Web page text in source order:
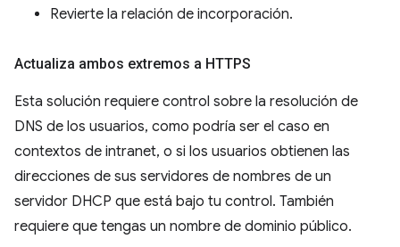
Revierte la relación de incorporación.
Actualiza ambos extremos a HTTPS
Esta solución requiere control sobre la resolución de
DNS de los usuarios, como podría ser el caso en
contextos de intranet, o si los usuarios obtienen las
direcciones de sus servidores de nombres de un
servidor DHCP que está bajo tu control. También
requiere que tengas un nombre de dominio público.